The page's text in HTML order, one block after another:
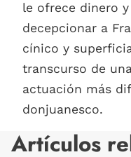
le ofrece dinero
decepcionar a
cínico y
transcurso de
actuación más
donjuanesco.
Artículos